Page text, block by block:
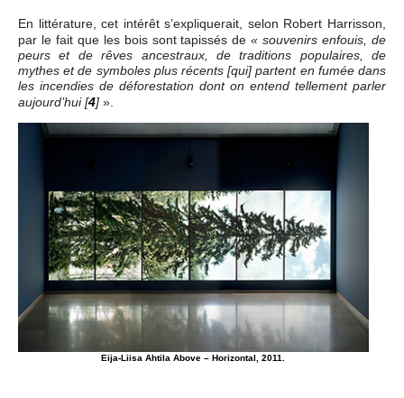
En littérature, cet intérêt s’expliquerait, selon Robert Harrisson,
par le fait que les bois sont tapissés de« souvenirs enfouis, de
peurs et de rêves ancestraux, de traditions populaires, de
mythes et de symboles plus récents [qui] partent en fumée dans
les incendies de déforestation dont on entend tellement parler
aujourd’hui[4] ».
Eija-Liisa Ahtila Above – Horizontal, 2011.